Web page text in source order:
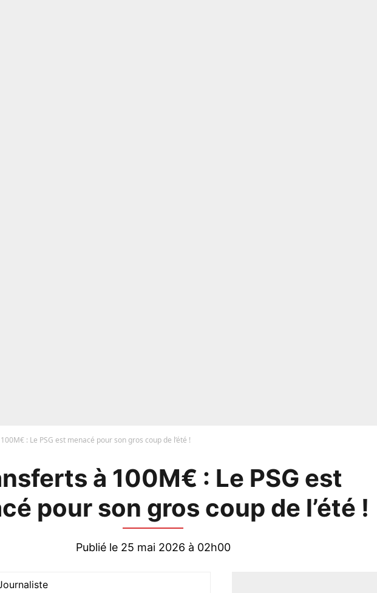
: Le PSG est menacé pour son gros coup de l’été !
à 100M€ : Le PSG est
pour son gros coup de l’été !
Publié le 25 mai 2026 à 02h00